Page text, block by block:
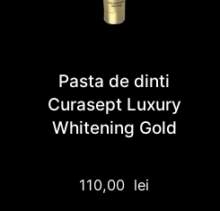
Pasta de dinti
Curasept Luxury
Whitening Gold
110,00 lei